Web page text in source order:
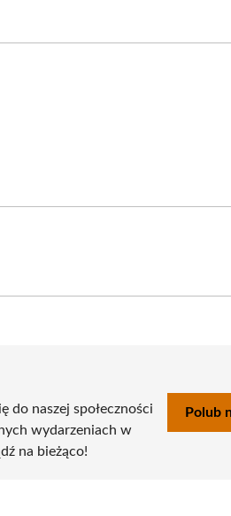
do naszej społeczności
wydarzeniach w
na bieżąco!
Polub